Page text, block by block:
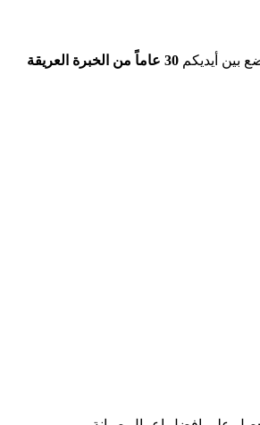
بين أيديكم30 عاماً من الخبرة العريقة